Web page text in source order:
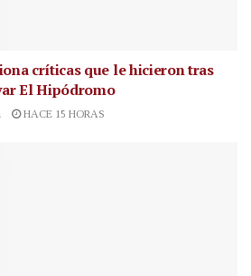
críticas que le hicieron tras
El Hipódromo
HACE 15 HORAS